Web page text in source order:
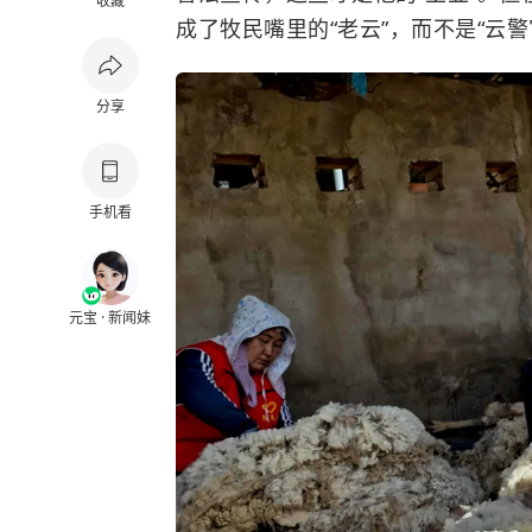
分享
手机看
元宝 · 新闻妹
成了牧民嘴里的“老云”，而不是“云